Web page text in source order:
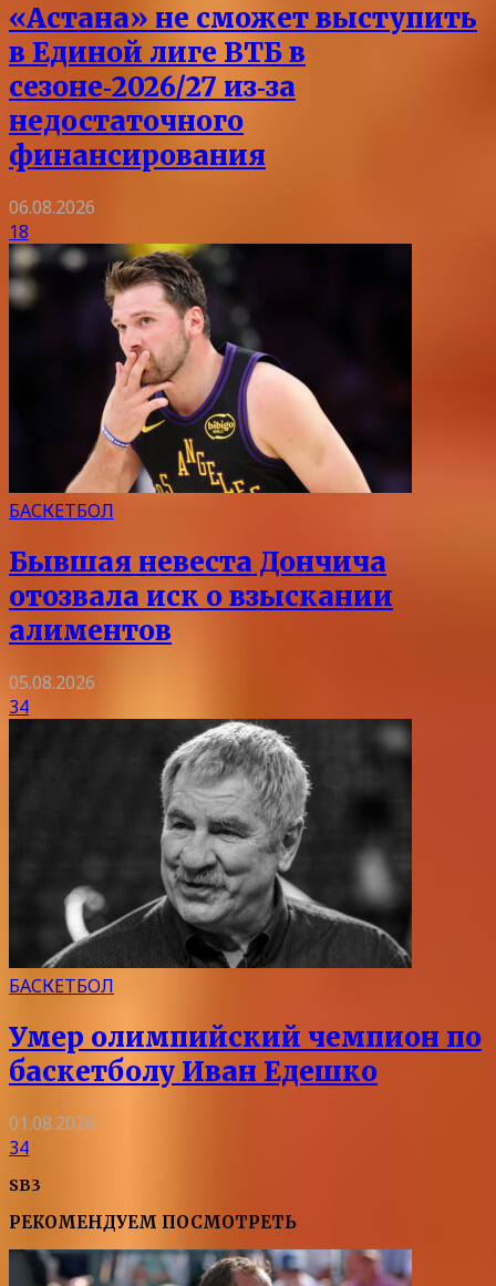
«Астана» не сможет выступить
в Единой лиге ВТБ в
сезоне‑2026/27 из‑за
недостаточного
финансирования
06.08.2026
18
БАСКЕТБОЛ
Бывшая невеста Дончича
отозвала иск о взыскании
алиментов
05.08.2026
34
БАСКЕТБОЛ
Умер олимпийский чемпион по
баскетболу Иван Едешко
01.08.2026
34
SB3
РЕКОМЕНДУЕМ ПОСМОТРЕТЬ